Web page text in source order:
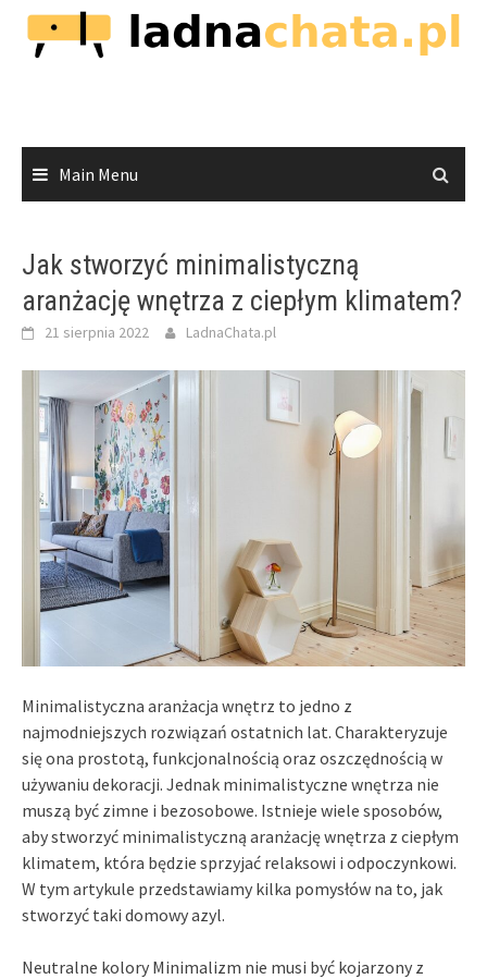
Skip
content
Main Menu
Jak stworzyć minimalistyczną
aranżację wnętrza z ciepłym klimatem?
21 sierpnia 2022 LadnaChata.pl
Minimalistyczna aranżacja wnętrz to jedno z
najmodniejszych rozwiązań ostatnich lat. Charakteryzuje
się ona prostotą, funkcjonalnością oraz oszczędnością w
używaniu dekoracji. Jednak minimalistyczne wnętrza nie
muszą być zimne i bezosobowe. Istnieje wiele sposobów,
aby stworzyć minimalistyczną aranżację wnętrza z ciepłym
klimatem, która będzie sprzyjać relaksowi i odpoczynkowi.
W tym artykule przedstawiamy kilka pomysłów na to, jak
stworzyć taki domowy azyl.
Neutralne kolory Minimalizm nie musi być kojarzony z